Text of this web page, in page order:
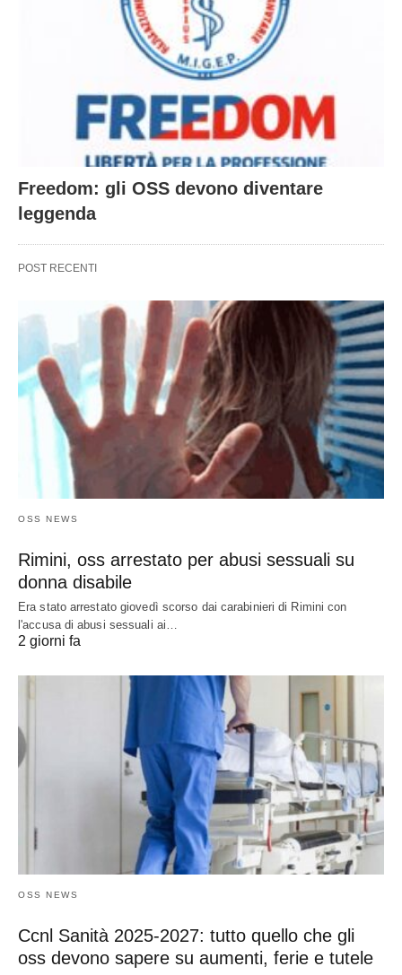
Freedom: gli OSS devono diventare
leggenda
POST RECENTI
OSS NEWS
Rimini, oss arrestato per abusi sessuali su
donna disabile
Era stato arrestato giovedì scorso dai carabinieri di Rimini con
l'accusa di abusi sessuali ai…
2 giorni fa
OSS NEWS
Ccnl Sanità 2025-2027: tutto quello che gli
oss devono sapere su aumenti, ferie e tutele